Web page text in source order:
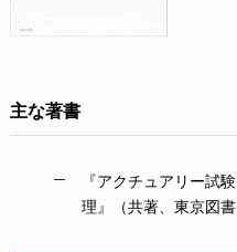
主な著書
『アクチュアリー試
理』（共著、東京図書